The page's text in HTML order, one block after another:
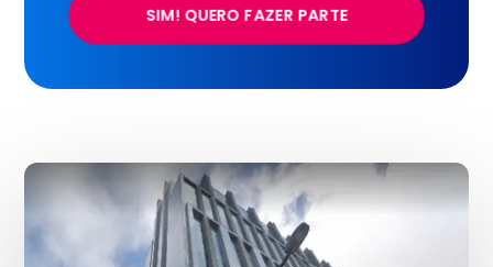
SIM! QUERO FAZER PARTE